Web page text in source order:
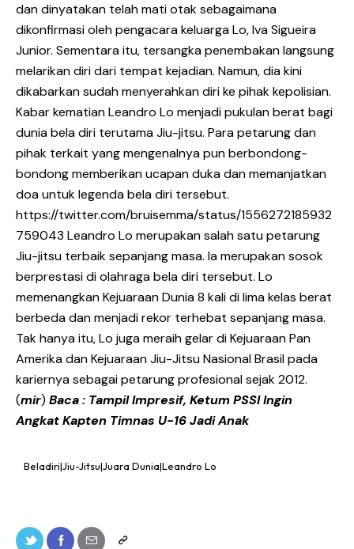
dan dinyatakan telah mati otak sebagaimana
dikonfirmasi oleh pengacara keluarga Lo, Iva Sigueira
Junior. Sementara itu, tersangka penembakan langsung
melarikan diri dari tempat kejadian. Namun, dia kini
dikabarkan sudah menyerahkan diri ke pihak kepolisian.
Kabar kematian Leandro Lo menjadi pukulan berat bagi
dunia bela diri terutama Jiu-jitsu. Para petarung dan
pihak terkait yang mengenalnya pun berbondong-
bondong memberikan ucapan duka dan memanjatkan
doa untuk legenda bela diri tersebut.
https://twitter.com/bruisemma/status/1556272185932
759043 Leandro Lo merupakan salah satu petarung
Jiu-jitsu terbaik sepanjang masa. Ia merupakan sosok
berprestasi di olahraga bela diri tersebut. Lo
memenangkan Kejuaraan Dunia 8 kali di lima kelas berat
berbeda dan menjadi rekor terhebat sepanjang masa.
Tak hanya itu, Lo juga meraih gelar di Kejuaraan Pan
Amerika dan Kejuaraan Jiu-Jitsu Nasional Brasil pada
kariernya sebagai petarung profesional sejak 2012.
(mir) Baca : Tampil Impresif, Ketum PSSI Ingin
Angkat Kapten Timnas U-16 Jadi Anak
Beladiri|Jiu-Jitsu|Juara Dunia|Leandro Lo